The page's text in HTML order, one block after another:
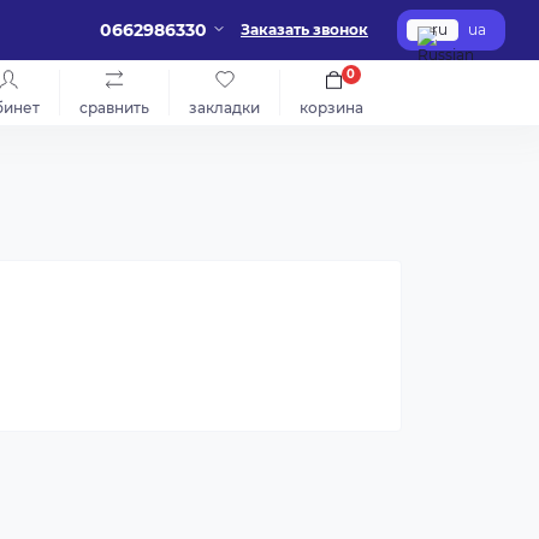
0662986330 Заказать звонок ru ua
сравнить закладки корзина
0